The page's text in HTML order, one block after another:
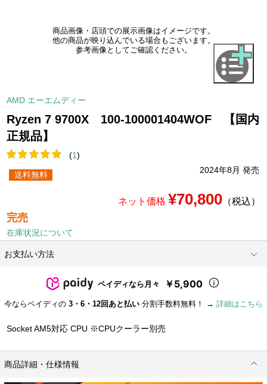
商品画像・店頭での展示画像はイメージです。
他の商品が映り込んでいる場合もございます。
参考画像としてご確認ください。
AMD エーエムディー
Ryzen 7 9700X 100-100001404WOF 【国内
正規品】
(1)
2024年8月 発売
送料無料
ネット価格 ¥70,800（税込）
完売
在庫状況について
お支払い方法
ペイディなら月々 ￥5,900
今ならペイディの 3・6・12回あと払い 分割手数料無料！ → 詳細はこちら
Socket AM5対応 CPU ※CPUクーラー別売
商品詳細・仕様情報